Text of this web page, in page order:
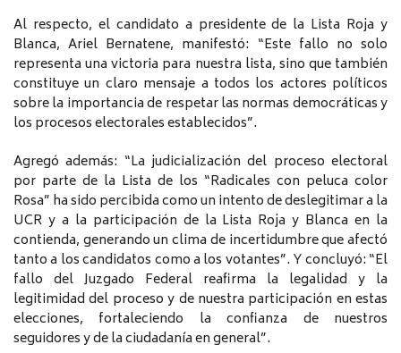
Al respecto, el candidato a presidente de la Lista Roja y
Blanca, Ariel Bernatene, manifestó: “Este fallo no solo
representa una victoria para nuestra lista, sino que también
constituye un claro mensaje a todos los actores políticos
sobre la importancia de respetar las normas democráticas y
los procesos electorales establecidos”.
Agregó además: “La judicialización del proceso electoral
por parte de la Lista de los “Radicales con peluca color
Rosa” ha sido percibida como un intento de deslegitimar a la
UCR y a la participación de la Lista Roja y Blanca en la
contienda, generando un clima de incertidumbre que afectó
tanto a los candidatos como a los votantes”. Y concluyó: “El
fallo del Juzgado Federal reafirma la legalidad y la
legitimidad del proceso y de nuestra participación en estas
elecciones, fortaleciendo la confianza de nuestros
seguidores y de la ciudadanía en general”.